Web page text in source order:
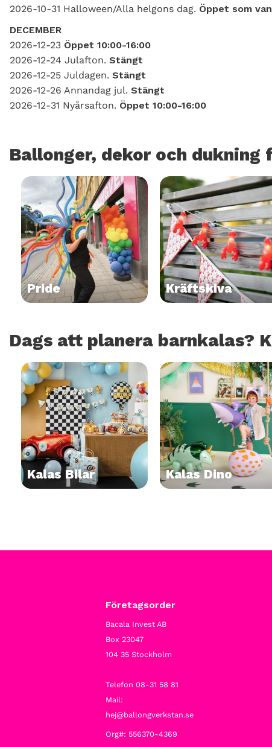
2026-10-31 Halloween/Alla helgons dag. Öppet som
DECEMBER
2026-12-23 Öppet 10:00-16:00
2026-12-24 Julafton. Stängt
2026-12-25 Juldagen. Stängt
2026-12-26 Annandag jul. Stängt
2026-12-31 Nyårsafton. Öppet 10:00-16:00
Ballonger, dekor och
Pride Kräftskiva
Dags att planera barnkalas?
Kalas Bilar Kalas Dino
Företagsorder
Bacala Invest AB
Box 23047
104 35 Stockholm
Telefon 08-31 58 81
Mail:
hej@ballongverkstan.se
Org#: 556370-4369